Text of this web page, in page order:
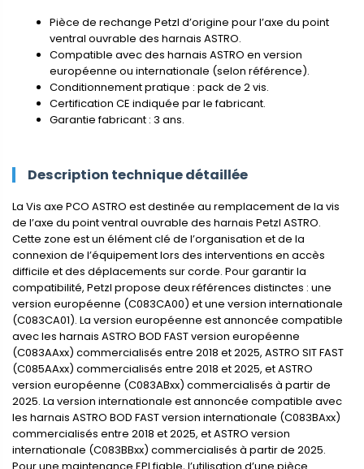
Pièce de rechange Petzl d’origine pour l’axe du point
ventral ouvrable des harnais ASTRO.
Compatible avec des harnais ASTRO en version
européenne ou internationale (selon référence).
Conditionnement pratique : pack de 2 vis.
Certification CE indiquée par le fabricant.
Garantie fabricant : 3 ans.
Description technique détaillée
La Vis axe PCO ASTRO est destinée au remplacement de la vis
de l’axe du point ventral ouvrable des harnais Petzl ASTRO.
Cette zone est un élément clé de l’organisation et de la
connexion de l’équipement lors des interventions en accès
difficile et des déplacements sur corde. Pour garantir la
compatibilité, Petzl propose deux références distinctes : une
version européenne (C083CA00) et une version internationale
(C083CA01). La version européenne est annoncée compatible
avec les harnais ASTRO BOD FAST version européenne
(C083AAxx) commercialisés entre 2018 et 2025, ASTRO SIT FAST
(C085AAxx) commercialisés entre 2018 et 2025, et ASTRO
version européenne (C083ABxx) commercialisés à partir de
2025. La version internationale est annoncée compatible avec
les harnais ASTRO BOD FAST version internationale (C083BAxx)
commercialisés entre 2018 et 2025, et ASTRO version
internationale (C083BBxx) commercialisés à partir de 2025.